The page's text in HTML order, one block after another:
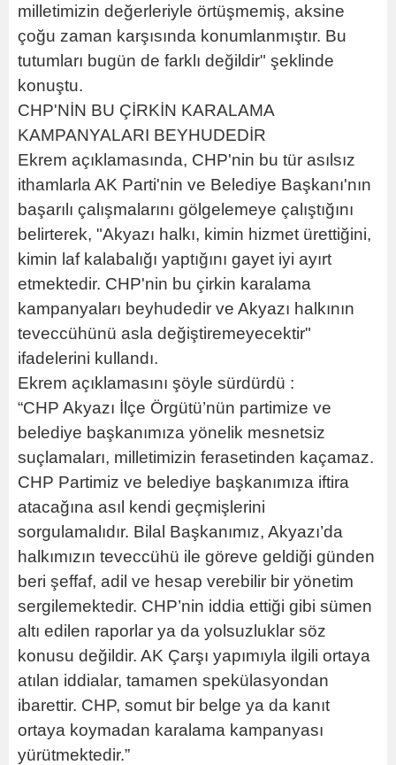
milletimizin değerleriyle örtüşmemiş, aksine
çoğu zaman karşısında konumlanmıştır. Bu
tutumları bugün de farklı değildir" şeklinde
konuştu.
CHP'NİN BU ÇİRKİN KARALAMA
KAMPANYALARI BEYHUDEDİR
Ekrem açıklamasında, CHP'nin bu tür asılsız
ithamlarla AK Parti'nin ve Belediye Başkanı'nın
başarılı çalışmalarını gölgelemeye çalıştığını
belirterek, "Akyazı halkı, kimin hizmet ürettiğini,
kimin laf kalabalığı yaptığını gayet iyi ayırt
etmektedir. CHP'nin bu çirkin karalama
kampanyaları beyhudedir ve Akyazı halkının
teveccühünü asla değiştiremeyecektir"
ifadelerini kullandı.
Ekrem açıklamasını şöyle sürdürdü :
“CHP Akyazı İlçe Örgütü’nün partimize ve
belediye başkanımıza yönelik mesnetsiz
suçlamaları, milletimizin ferasetinden kaçamaz.
CHP Partimiz ve belediye başkanımıza iftira
atacağına asıl kendi geçmişlerini
sorgulamalıdır. Bilal Başkanımız, Akyazı’da
halkımızın teveccühü ile göreve geldiği günden
beri şeffaf, adil ve hesap verebilir bir yönetim
sergilemektedir. CHP’nin iddia ettiği gibi sümen
altı edilen raporlar ya da yolsuzluklar söz
konusu değildir. AK Çarşı yapımıyla ilgili ortaya
atılan iddialar, tamamen spekülasyondan
ibarettir. CHP, somut bir belge ya da kanıt
ortaya koymadan karalama kampanyası
yürütmektedir.”